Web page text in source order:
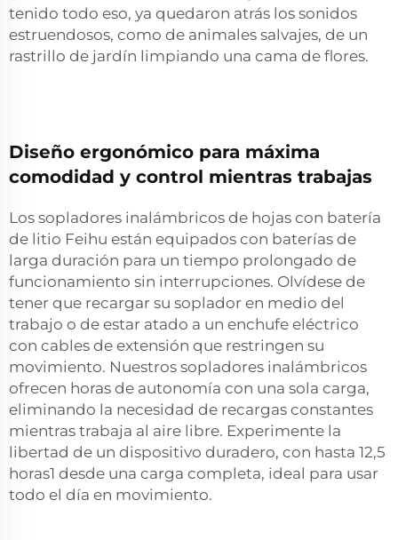
tenido todo eso, ya quedaron atrás los sonidos
estruendosos, como de animales salvajes, de un
rastrillo de jardín limpiando una cama de flores.
Diseño ergonómico para máxima
comodidad y control mientras trabajas
Los sopladores inalámbricos de hojas con batería
de litio Feihu están equipados con baterías de
larga duración para un tiempo prolongado de
funcionamiento sin interrupciones. Olvídese de
tener que recargar su soplador en medio del
trabajo o de estar atado a un enchufe eléctrico
con cables de extensión que restringen su
movimiento. Nuestros sopladores inalámbricos
ofrecen horas de autonomía con una sola carga,
eliminando la necesidad de recargas constantes
mientras trabaja al aire libre. Experimente la
libertad de un dispositivo duradero, con hasta 12,5
horas1 desde una carga completa, ideal para usar
todo el día en movimiento.